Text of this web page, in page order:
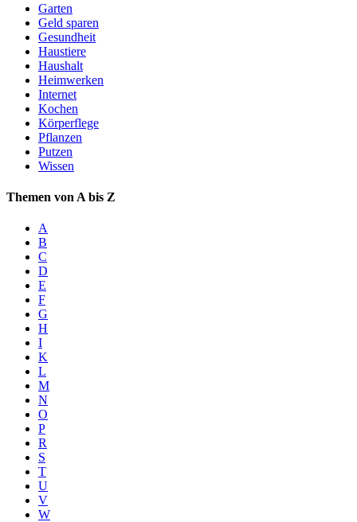
Garten
Geld sparen
Gesundheit
Haustiere
Haushalt
Heimwerken
Internet
Kochen
Körperflege
Pflanzen
Putzen
Wissen
Themen von A bis Z
A
B
C
D
E
F
G
H
I
K
L
M
N
O
P
R
S
T
U
V
W